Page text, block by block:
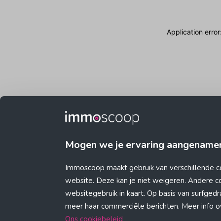
Mogen we je ervaring
Immoscoop maakt gebruik van verschillende
website. Deze kan je niet weigeren. Andere
websitegebruik in kaart. Op basis van
meer haar commerciële berichten. Meer info
Ons cookiebeleid
Application